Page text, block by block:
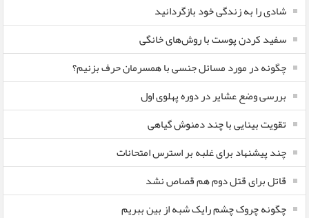
شادی را به زندگی خود بازگردانید
سفید کردن پوست با روش‌های خانگی
چگونه در مورد مسائل جنسی با همسرمان حرف بزنیم؟
بررسی وضع عشایر در دوره پهلوی اول
تقویت بینایی با چند دمنوش گیاهی
چند پیشنهاد برای غلبه بر استرس امتحانات
قاتل برای قتل دوم هم قصاص نشد
چگونه چروک چشم رایک شبه از بین ببریم